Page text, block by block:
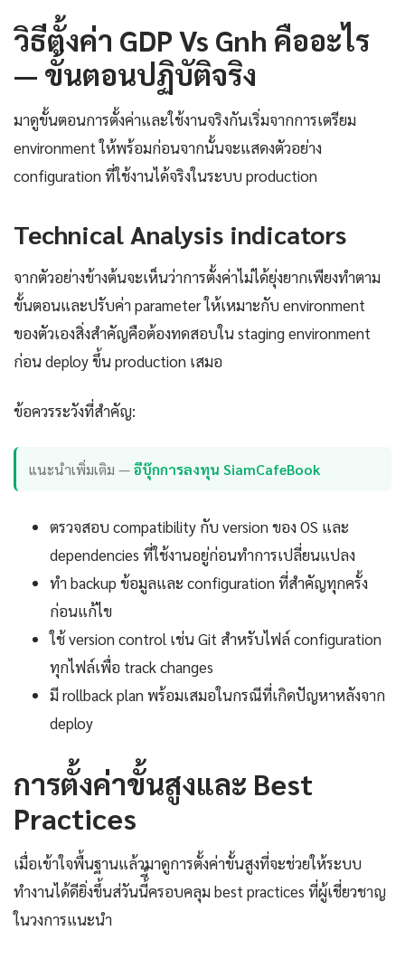
วิธีตั้งค่า GDP Vs Gnh คืออะไร
— ขั้นตอนปฏิบัติจริง
มาดูขั้นตอนการตั้งค่าและใช้งานจริงกันเริ่มจากการเตรียม
environment ให้พร้อมก่อนจากนั้นจะแสดงตัวอย่าง
configuration ที่ใช้งานได้จริงในระบบ production
Technical Analysis indicators
จากตัวอย่างข้างต้นจะเห็นว่าการตั้งค่าไม่ได้ยุ่งยากเพียงทำตาม
ขั้นตอนและปรับค่า parameter ให้เหมาะกับ environment
ของตัวเองสิ่งสำคัญคือต้องทดสอบใน staging environment
ก่อน deploy ขึ้น production เสมอ
ข้อควรระวังที่สำคัญ:
แนะนำเพิ่มเติม —อีบุ๊กการลงทุน SiamCafeBook
ตรวจสอบ compatibility กับ version ของ OS และ
dependencies ที่ใช้งานอยู่ก่อนทำการเปลี่ยนแปลง
ทำ backup ข้อมูลและ configuration ที่สำคัญทุกครั้ง
ก่อนแก้ไข
ใช้ version control เช่น Git สำหรับไฟล์ configuration
ทุกไฟล์เพื่อ track changes
มี rollback plan พร้อมเสมอในกรณีที่เกิดปัญหาหลังจาก
deploy
การตั้งค่าขั้นสูงและ Best
Practices
เมื่อเข้าใจพื้นฐานแล้วมาดูการตั้งค่าขั้นสูงที่จะช่วยให้ระบบ
ทำงานได้ดียิ่งขึ้นส่วันนี้ี้ครอบคลุม best practices ที่ผู้เชี่ยวชาญ
ในวงการแนะนำ